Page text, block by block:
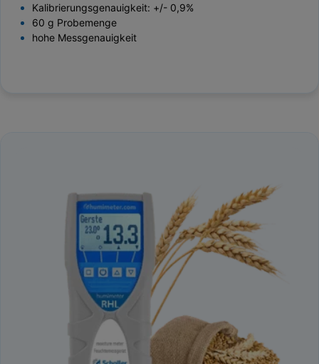
Kalibrierungsgenauigkeit: +/- 0,9%
60 g Probemenge
hohe Messgenauigkeit